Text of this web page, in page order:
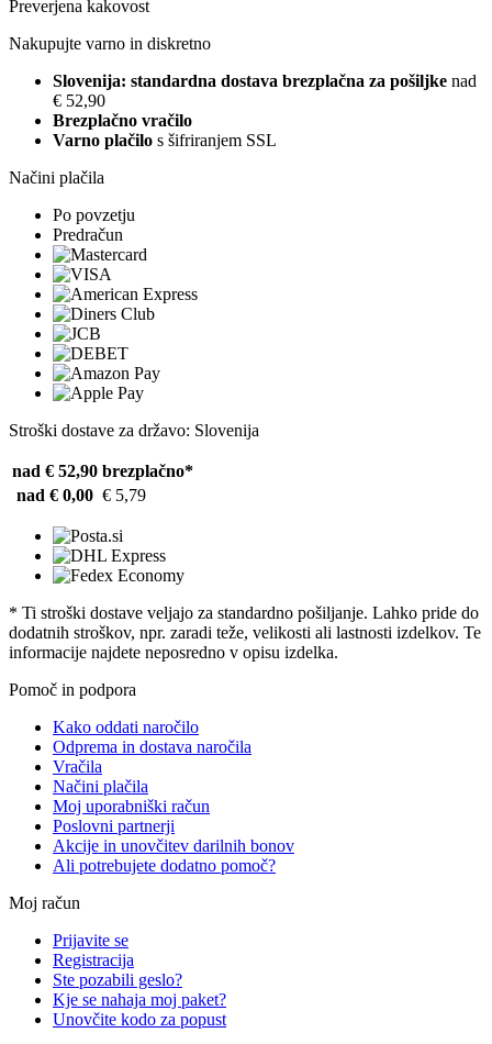
Preverjena kakovost
Nakupujte varno in diskretno
Slovenija: standardna dostava brezplačna za pošiljke nad
€ 52,90
Brezplačno vračilo
Varno plačilo s šifriranjem SSL
Načini plačila
Po povzetju
Predračun
Stroški dostave za državo: Slovenija
nad € 52,90 brezplačno*
nad € 0,00 € 5,79
* Ti stroški dostave veljajo za standardno pošiljanje. Lahko pride do
dodatnih stroškov, npr. zaradi teže, velikosti ali lastnosti izdelkov. Te
informacije najdete neposredno v opisu izdelka.
Pomoč in podpora
Kako oddati naročilo
Odprema in dostava naročila
Vračila
Načini plačila
Moj uporabniški račun
Poslovni partnerji
Akcije in unovčitev darilnih bonov
Ali potrebujete dodatno pomoč?
Moj račun
Prijavite se
Registracija
Ste pozabili geslo?
Kje se nahaja moj paket?
Unovčite kodo za popust